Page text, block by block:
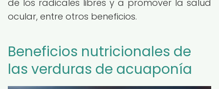
de los radicales libres y a promover la salud
ocular, entre otros beneficios.
Beneficios nutricionales de
las verduras de acuaponía